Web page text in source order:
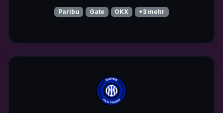
Paribu Gate OKX +3 mehr